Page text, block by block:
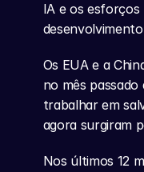
IA e os esforços
Os EUA e a
no mês
trabalhar em
agora surgiram
Nos últimos 12